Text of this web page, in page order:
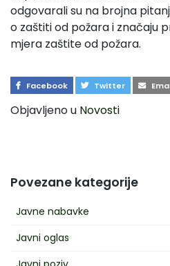
Povezane kategorije
Javne nabavke
Javni oglas
odgovarali su na brojna
o zaštiti od požara i značaju
mjera zaštite od požara.
Facebook Twitter
Objavljeno u Novosti